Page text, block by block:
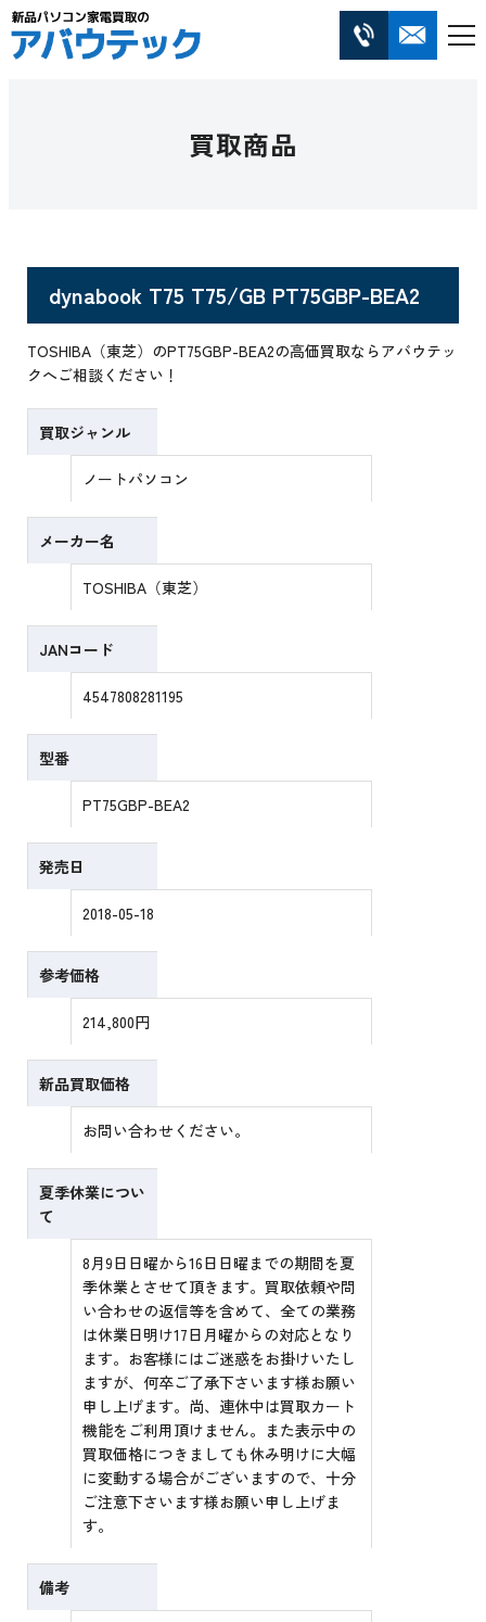
買取商品
dynabook T75 T75/GB PT75GBP-BEA2
TOSHIBA（東芝）のPT75GBP-BEA2の高価買取ならアバウテッ
クへご相談ください！
買取ジャンル
ノートパソコン
メーカー名
TOSHIBA（東芝）
JANコード
4547808281195
型番
PT75GBP-BEA2
発売日
2018-05-18
参考価格
214,800円
新品買取価格
お問い合わせください。
夏季休業につい
て
8月9日日曜から16日日曜までの期間を夏
季休業とさせて頂きます。買取依頼や問
い合わせの返信等を含めて、全ての業務
は休業日明け17日月曜からの対応となり
ます。お客様にはご迷惑をお掛けいたし
ますが、何卒ご了承下さいます様お願い
申し上げます。尚、連休中は買取カート
機能をご利用頂けません。また表示中の
買取価格につきましても休み明けに大幅
に変動する場合がございますので、十分
ご注意下さいます様お願い申し上げま
す。
備考